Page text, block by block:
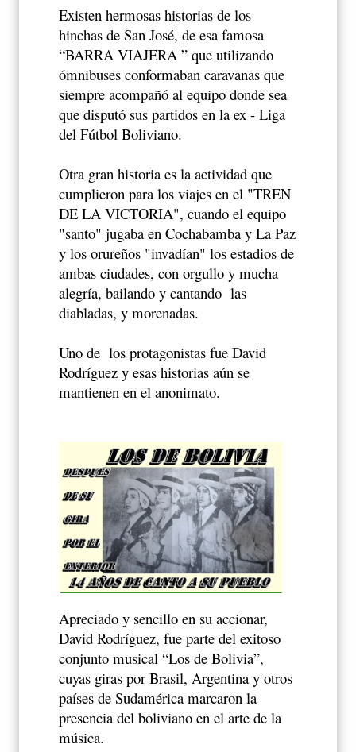
Existen hermosas historias de los
hinchas de San José, de esa famosa
“BARRA VIAJERA ” que utilizando
ómnibuses conformaban caravanas que
siempre acompañó al equipo donde sea
que disputó sus partidos en la ex - Liga
del Fútbol Boliviano.
Otra gran historia es la actividad que
cumplieron para los viajes en el "TREN
DE LA VICTORIA", cuando el equipo
"santo" jugaba en Cochabamba y La Paz
y los orureños "invadían" los estadios de
ambas ciudades, con orgullo y mucha
alegría, bailando y cantando las
diabladas, y morenadas.
Uno de los protagonistas fue David
Rodríguez y esas historias aún se
mantienen en el anonimato.
Apreciado y sencillo en su accionar,
David Rodríguez, fue parte del exitoso
conjunto musical “Los de Bolivia”,
cuyas giras por Brasil, Argentina y otros
países de Sudamérica marcaron la
presencia del boliviano en el arte de la
música.